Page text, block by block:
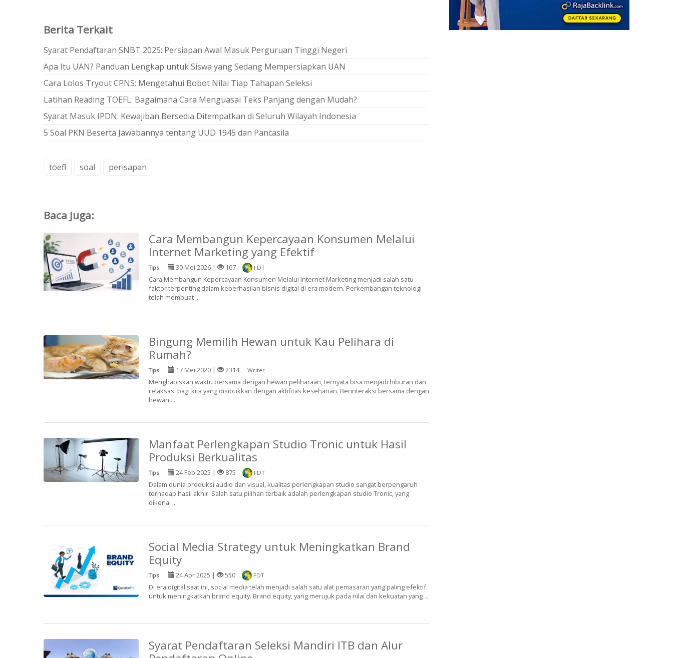
Berita Terkait
Syarat Pendaftaran SNBT 2025: Persiapan Awal Masuk Perguruan Tinggi Negeri
Apa Itu UAN? Panduan Lengkap untuk Siswa yang Sedang Mempersiapkan UAN
Cara Lolos Tryout CPNS: Mengetahui Bobot Nilai Tiap Tahapan Seleksi
Latihan Reading TOEFL: Bagaimana Cara Menguasai Teks Panjang dengan Mudah?
Syarat Masuk IPDN: Kewajiban Bersedia Ditempatkan di Seluruh Wilayah Indonesia
5 Soal PKN Beserta Jawabannya tentang UUD 1945 dan Pancasila
toefl soal perisapan
Baca Juga:
Cara Membangun Kepercayaan Konsumen Melalui
Internet Marketing yang Efektif
Tips 30 Mei 2026 | 167 FDT
Cara Membangun Kepercayaan Konsumen Melalui Internet Marketing menjadi salah satu
faktor terpenting dalam keberhasilan bisnis digital di era modern. Perkembangan teknologi
telah membuat ...
Bingung Memilih Hewan untuk Kau Pelihara di
Rumah?
Tips 17 Mei 2020 | 2314 Writer
Menghabiskan waktu bersama dengan hewan peliharaan, ternyata bisa menjadi hiburan dan
relaksasi bagi kita yang disibukkan dengan aktifitas keseharian. Berinteraksi bersama dengan
hewan ...
Manfaat Perlengkapan Studio Tronic untuk Hasil
Produksi Berkualitas
Tips 24 Feb 2025 | 875 FDT
Dalam dunia produksi audio dan visual, kualitas perlengkapan studio sangat berpengaruh
terhadap hasil akhir. Salah satu pilihan terbaik adalah perlengkapan studio Tronic, yang
dikenal ...
Social Media Strategy untuk Meningkatkan Brand
Equity
Tips 24 Apr 2025 | 550 FDT
Di era digital saat ini, social media telah menjadi salah satu alat pemasaran yang paling efektif
untuk meningkatkan brand equity. Brand equity, yang merujuk pada nilai dan kekuatan yang ...
Syarat Pendaftaran Seleksi Mandiri ITB dan Alur